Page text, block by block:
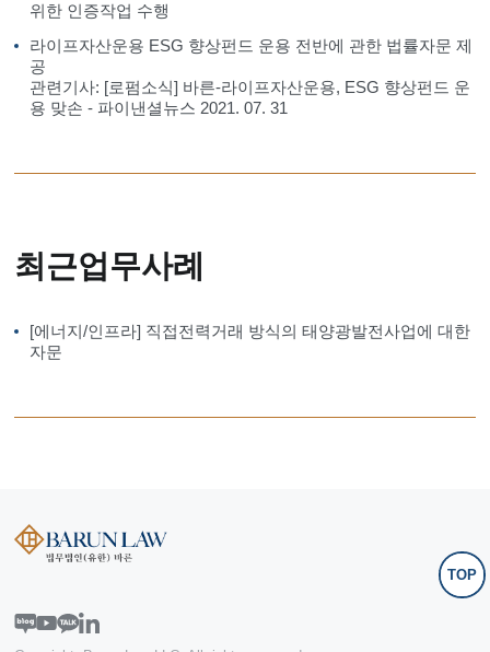
위한 인증작업 수행
라이프자산운용 ESG 향상펀드 운용 전반에 관한 법률자문 제
공
관련기사: [로펌소식] 바른-라이프자산운용, ESG 향상펀드 운
용 맞손 - 파이낸셜뉴스 2021. 07. 31
최근업무사례
[에너지/인프라] 직접전력거래 방식의 태양광발전사업에 대한
자문
TOP